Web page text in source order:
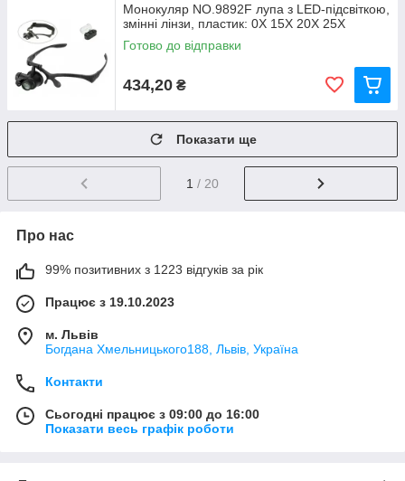
Монокуляр NO.9892F лупа з LED-підсвіткою,
змінні лінзи, пластик: 0X 15X 20X 25X
Готово до відправки
434,20 ₴
Показати ще
1 / 20
Про нас
99% позитивних з 1223 відгуків за рік
Працює з 19.10.2023
м. Львів
Богдана Хмельницького188, Львів, Україна
Контакти
Сьогодні працює з 09:00 до 16:00
Показати весь графік роботи